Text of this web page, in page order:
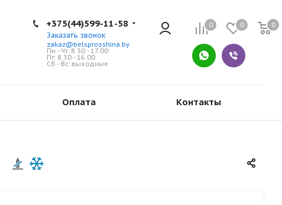
0 0 0
+375(44)599-11-58
Заказать звонок
zakaz@belsprosshina.by
Пн - Чт: 8.30 - 17.00
Пт: 8.30 - 16.00
Сб - Вс: выходные
Оплата Контакты